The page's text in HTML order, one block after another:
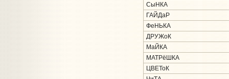
СыНКА
ГАЙДаР
ФеНЬКА
ДРУЖоК
МаЙКА
МАТРёШКА
ЦВЕТоК